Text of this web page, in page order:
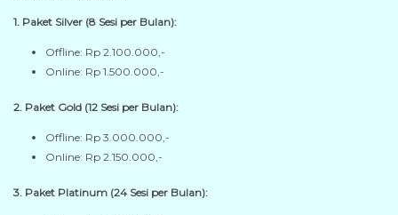
1. Paket Silver (8 Sesi per Bulan):
Offline: Rp 2.100.000,-
Online: Rp 1.500.000,-
2. Paket Gold (12 Sesi per Bulan):
Offline: Rp 3.000.000,-
Online: Rp 2.150.000,-
3. Paket Platinum (24 Sesi per Bulan):